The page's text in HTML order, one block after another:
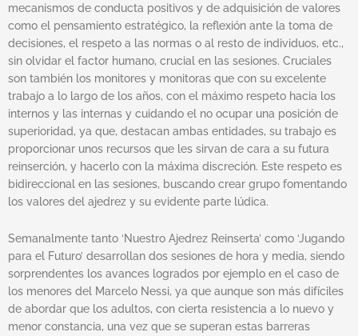
mecanismos de conducta positivos y de adquisición de valores
como el pensamiento estratégico, la reflexión ante la toma de
decisiones, el respeto a las normas o al resto de individuos, etc.,
sin olvidar el factor humano, crucial en las sesiones. Cruciales
son también los monitores y monitoras que con su excelente
trabajo a lo largo de los años, con el máximo respeto hacia los
internos y las internas y cuidando el no ocupar una posición de
superioridad, ya que, destacan ambas entidades, su trabajo es
proporcionar unos recursos que les sirvan de cara a su futura
reinserción, y hacerlo con la máxima discreción. Este respeto es
bidireccional en las sesiones, buscando crear grupo fomentando
los valores del ajedrez y su evidente parte lúdica.
Semanalmente tanto ‘Nuestro Ajedrez Reinserta’ como ‘Jugando
para el Futuro’ desarrollan dos sesiones de hora y media, siendo
sorprendentes los avances logrados por ejemplo en el caso de
los menores del Marcelo Nessi, ya que aunque son más difíciles
de abordar que los adultos, con cierta resistencia a lo nuevo y
menor constancia, una vez que se superan estas barreras